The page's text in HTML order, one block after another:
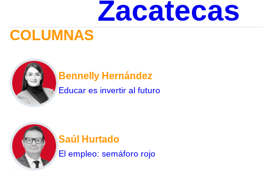
Zacatecas
COLUMNAS
Bennelly Hernández
Educar es invertir al futuro
Saúl Hurtado
El empleo: semáforo rojo